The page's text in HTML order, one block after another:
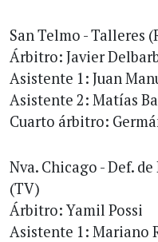
San Telmo - Talleres
Árbitro: Javier
Asistente 1: Juan
Asistente 2: Matías
Cuarto árbitro:
Nva. Chicago - Def.
(TV)
Árbitro: Yamil Possi
Asistente 1: Mariano